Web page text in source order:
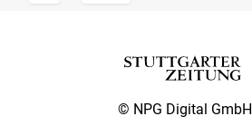
© NPG Digital